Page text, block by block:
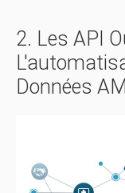
2. Les API
Données